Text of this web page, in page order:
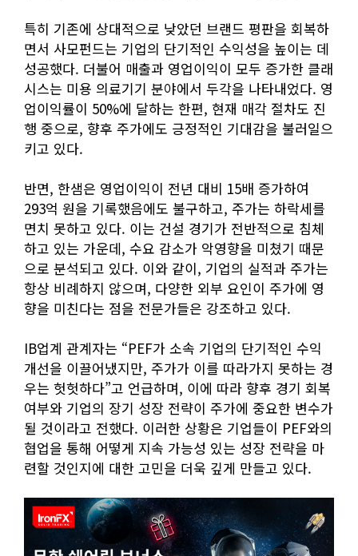
특히 기존에 상대적으로 낮았던 브랜드 평판을 회복하
면서 사모펀드는 기업의 단기적인 수익성을 높이는 데
성공했다. 더불어 매출과 영업이익이 모두 증가한 클래
시스는 미용 의료기기 분야에서 두각을 나타내었다. 영
업이익률이 50%에 달하는 한편, 현재 매각 절차도 진
행 중으로, 향후 주가에도 긍정적인 기대감을 불러일으
키고 있다.
반면, 한샘은 영업이익이 전년 대비 15배 증가하여
293억 원을 기록했음에도 불구하고, 주가는 하락세를
면치 못하고 있다. 이는 건설 경기가 전반적으로 침체
하고 있는 가운데, 수요 감소가 악영향을 미쳤기 때문
으로 분석되고 있다. 이와 같이, 기업의 실적과 주가는
항상 비례하지 않으며, 다양한 외부 요인이 주가에 영
향을 미친다는 점을 전문가들은 강조하고 있다.
IB업계 관계자는 “PEF가 소속 기업의 단기적인 수익
개선을 이끌어냈지만, 주가가 이를 따라가지 못하는 경
우는 헛헛하다”고 언급하며, 이에 따라 향후 경기 회복
여부와 기업의 장기 성장 전략이 주가에 중요한 변수가
될 것이라고 전했다. 이러한 상황은 기업들이 PEF와의
협업을 통해 어떻게 지속 가능성 있는 성장 전략을 마
련할 것인지에 대한 고민을 더욱 깊게 만들고 있다.